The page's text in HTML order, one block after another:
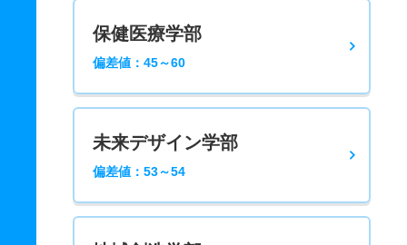
保健医療学部
偏差値：45～60
未来デザイン学部
偏差値：53～54